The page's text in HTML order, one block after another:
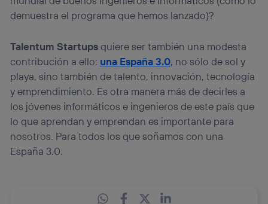
demuestra el programa que hemos lanzado)?
Talentum Startupsquiere ser también una modesta
contribución a ello: una España 3.0, no sólo de sol y
playa, sino también de talento, innovación, tecnología
y emprendimiento. Es otra manera más de decirles a
los jóvenes informáticos e ingenieros de este país que
lo que aprendan y emprendan es importante para
nosotros. Para todos los que soñamos con una
España 3.0.